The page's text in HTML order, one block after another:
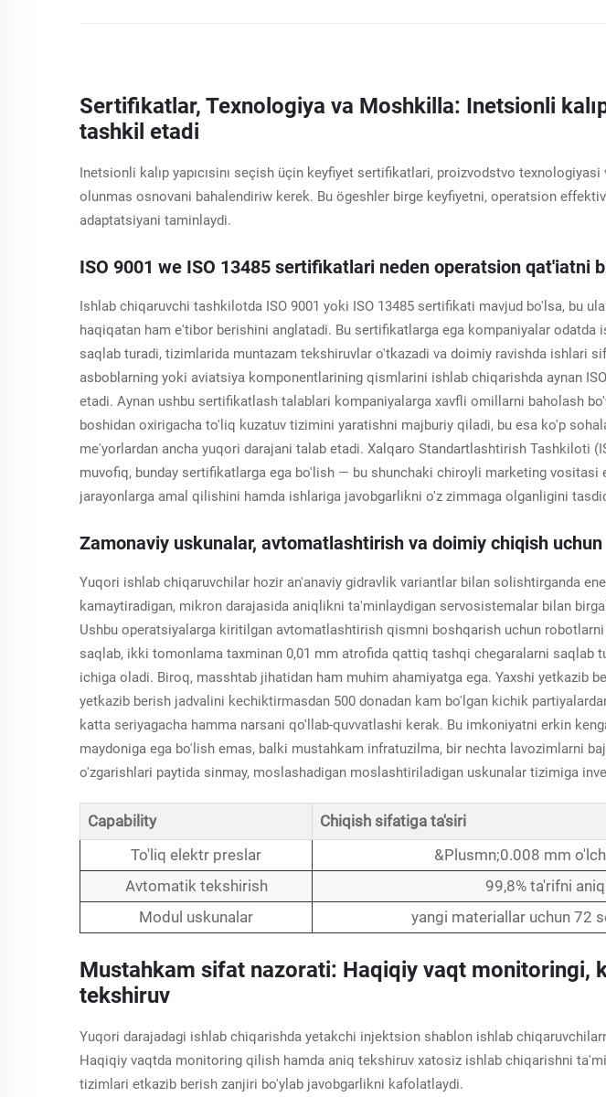
Sertifikatlar, Texnologiya va Moshkilla: Inetsionli
tashkil etadi
Inetsionli kalıp yapıcısinı seçish üçin keyfiyet sertifikatlari, proizvodstvo
olunmas osnovani bahalendiriw kerek. Bu ögeshler birge keyfiyetni, operatsion
adaptatsiyani taminlaydi.
ISO 9001 we ISO 13485 sertifikatlari neden operatsion qat'iatni
Ishlab chiqaruvchi tashkilotda ISO 9001 yoki ISO 13485 sertifikati mavjud bo'lsa, bu
haqiqatan ham e'tibor berishini anglatadi. Bu sertifikatlarga ega kompaniyalar
saqlab turadi, tizimlarida muntazam tekshiruvlar o'tkazadi va doimiy ravishda ishlari
asboblarning yoki aviatsiya komponentlarining qismlarini ishlab chiqarishda aynan
etadi. Aynan ushbu sertifikatlash talablari kompaniyalarga xavfli omillarni baholash
boshidan oxirigacha to'liq kuzatuv tizimini yaratishni majburiy qiladi, bu esa ko'p
me'yorlardan ancha yuqori darajani talab etadi. Xalqaro Standartlashtirish Tashkiloti
muvofiq, bunday sertifikatlarga ega bo'lish — bu shunchaki chiroyli marketing vositasi
jarayonlarga amal qilishini hamda ishlariga javobgarlikni o'z zimmaga olganligini
Zamonaviy uskunalar, avtomatlashtirish va doimiy chiqish
Yuqori ishlab chiqaruvchilar hozir an'anaviy gidravlik variantlar bilan solishtirganda
kamaytiradigan, mikron darajasida aniqlikni ta'minlaydigan servosistemalar bilan
Ushbu operatsiyalarga kiritilgan avtomatlashtirish qismni boshqarish uchun
saqlab, ikki tomonlama taxminan 0,01 mm atrofida qattiq tashqi chegaralarni saqlab
ichiga oladi. Biroq, masshtab jihatidan ham muhim ahamiyatga ega. Yaxshi yetkazib
yetkazib berish jadvalini kechiktirmasdan 500 donadan kam bo'lgan kichik
katta seriyagacha hamma narsani qo'llab-quvvatlashi kerak. Bu imkoniyatni erkin
maydoniga ega bo'lish emas, balki mustahkam infratuzilma, bir nechta lavozimlarni
o'zgarishlari paytida sinmay, moslashadigan moslashtiriladigan uskunalar tizimiga
Capability
Chiqish sifatiga ta'siri
To'liq elektr preslar
&Plusmn;0.008 mm
Avtomatik tekshirish
99,8% ta'rifni
Modul uskunalar
yangi materiallar uchun 72
Mustahkam sifat nazorati: Haqiqiy vaqt monitoringi,
tekshiruv
Yuqori darajadagi ishlab chiqarishda yetakchi injektsion shablon ishlab
Haqiqiy vaqtda monitoring qilish hamda aniq tekshiruv xatosiz ishlab chiqarishni
tizimlari etkazib berish zanjiri bo'ylab javobgarlikni kafolatlaydi.